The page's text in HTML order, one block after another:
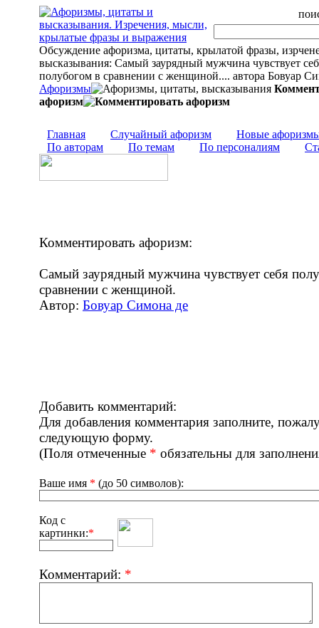
Обсуждение афоризма, цитаты, крылатой фразы,
высказывания: Самый заурядный мужчина чувствует
полубогом в сравнении с женщиной.... автора Бовуар
Афоризмы
афоризм
Главная Случайный афоризм
Новые
По авторам
По темам По персоналиям
Комментировать афоризм:
Самый заурядный мужчина чувствует себя
сравнении с женщиной.
Автор: Бовуар Симона де
Добавить комментарий:
Для добавления комментария заполните,
следующую форму.
(Поля отмеченные * обязательны для
Ваше имя * (до 50 символов):
Код с
картинки:*
Комментарий: *